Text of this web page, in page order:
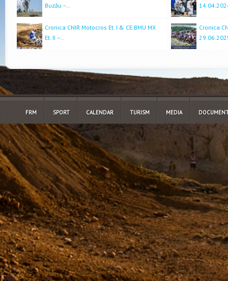
Buzău –…
Cronica CNIR Motocros Et. I & CE BMU MX
Et. II –…
Cronica
FRM SPORT CALENDAR TURISM MEDIA